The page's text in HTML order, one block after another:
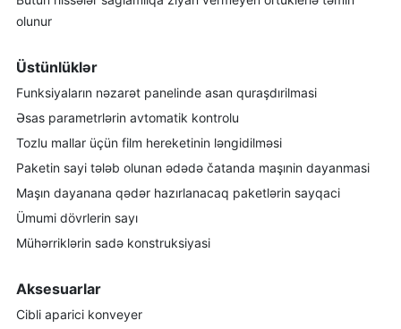
olunur
Üstünlüklər
Funksiyaların nəzarət panelinde asan quraşdırilmasi
Əsas parametrlərin avtomatik kontrolu
Tozlu mallar üçün film hereketinin ləngidilməsi
Paketin sayi tələb olunan ədədə čatanda maşınin dayanmasi
Maşın dayanana qədər hazırlanacaq paketlərin sayqaci
Ümumi dövrlerin sayı
Mühərriklərin sadə konstruksiyasi
Aksesuarlar
Cibli aparici konveyer